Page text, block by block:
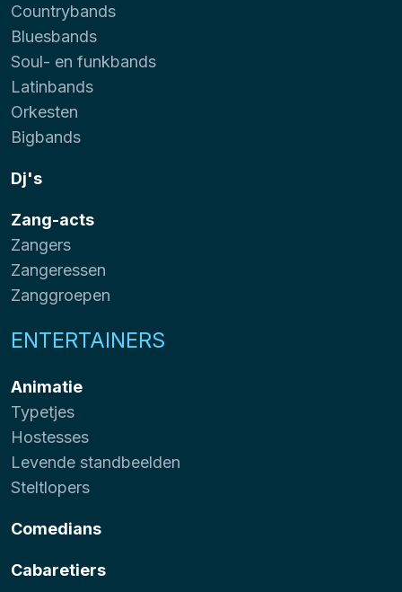
Countrybands
Bluesbands
Soul- en funkbands
Latinbands
Orkesten
Bigbands
Dj's
Zang-acts
Zangers
Zangeressen
Zanggroepen
ENTERTAINERS
Animatie
Typetjes
Hostesses
Levende standbeelden
Steltlopers
Comedians
Cabaretiers